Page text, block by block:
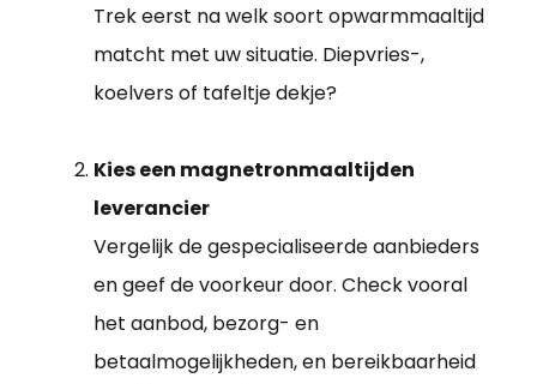
Trek eerst na welk soort opwarmmaaltijd
matcht met uw situatie. Diepvries-,
koelvers of tafeltje dekje?
Kies een magnetronmaaltijden
leverancier
Vergelijk de gespecialiseerde aanbieders
en geef de voorkeur door. Check vooral
het aanbod, bezorg- en
betaalmogelijkheden, en bereikbaarheid